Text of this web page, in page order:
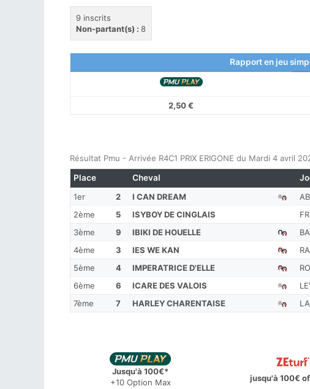
9 inscrits
Non-partant(s) : 8
Rapport en jeu
2,50 €
Résultat Pmu - Arrivée R4C1 PRIX ERIGONE du Mardi 4 avril
1er 2 I CAN DREAM
2ème
5 ISYBOY DE CINGLAIS
3ème
9 IBIKI DE HOUELLE
4ème
3 IES WE KAN
5ème
4 IMPERATRICE D'ELLE
6ème
6 ICARE DES VALOIS
7ème
7 HARLEY CHARENTAISE
Place Cheval
Jusqu'à 100€*
+10 Option Max
jusqu'à 100€